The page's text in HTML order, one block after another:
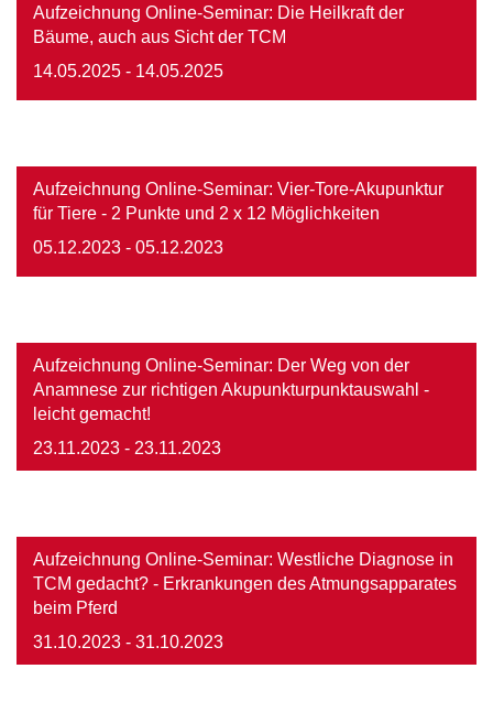
Aufzeichnung Online-Seminar: Die Heilkraft der
Bäume, auch aus Sicht der TCM
14.05.2025 - 14.05.2025
Aufzeichnung Online-Seminar: Vier-Tore-Akupunktur
für Tiere - 2 Punkte und 2 x 12 Möglichkeiten
05.12.2023 - 05.12.2023
Aufzeichnung Online-Seminar: Der Weg von der
Anamnese zur richtigen Akupunkturpunktauswahl -
leicht gemacht!
23.11.2023 - 23.11.2023
Aufzeichnung Online-Seminar: Westliche Diagnose in
TCM gedacht? - Erkrankungen des Atmungsapparates
beim Pferd
31.10.2023 - 31.10.2023